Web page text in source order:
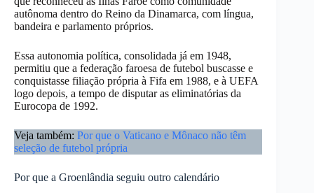
autônoma dentro do Reino da Dinamarca, com língua,
bandeira e parlamento próprios.
Essa autonomia política, consolidada já em 1948,
permitiu que a federação faroesa de futebol buscasse e
conquistasse filiação própria à Fifa em 1988, e à UEFA
logo depois, a tempo de disputar as eliminatórias da
Eurocopa de 1992.
Veja também: Por que o Vaticano e Mônaco não têm
seleção de futebol própria
Por que a Groenlândia seguiu outro calendário